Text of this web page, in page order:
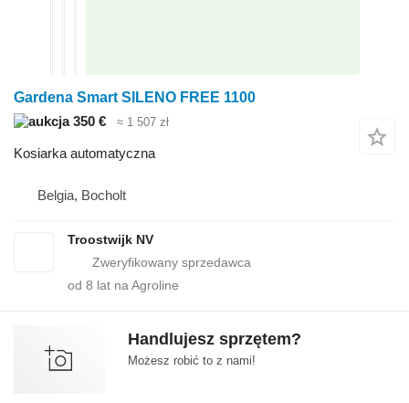
Gardena Smart SILENO FREE 1100
350 €
≈ 1 507 zł
Kosiarka automatyczna
Belgia, Bocholt
Troostwijk NV
od 8 lat na Agroline
Handlujesz sprzętem?
Możesz robić to z nami!